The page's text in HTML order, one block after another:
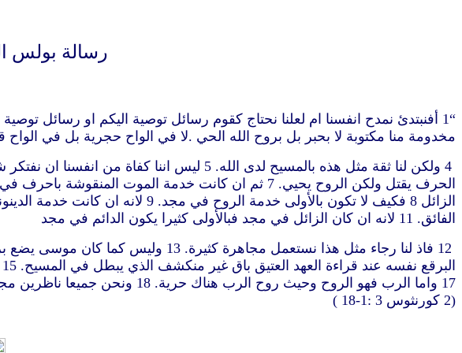
رسالة بولس
مخدومة منا مكتوبة لا بحبر بل بروح الله الحي .لا في الواح حجرية بل في الواح
الحرف يقتل ولكن الروح يحيي. 7 ثم ان كانت خدمة
الفائق. 11 لانه ان كان الزائل في مجد فبالأولى كثيرا يكون الدائم في مجد
17 واما الرب فهو الروح وحيث
(2 كورنثوس 3
:1-18 )